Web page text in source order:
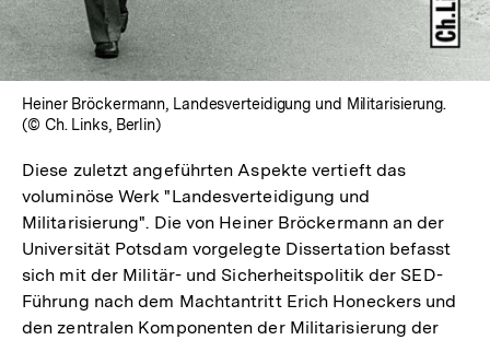
Heiner Bröckermann, Landesverteidigung und Militarisierung.
(© Ch. Links, Berlin)
Diese zuletzt angeführten Aspekte vertieft das
voluminöse Werk "Landesverteidigung und
Militarisierung". Die von Heiner Bröckermann an der
Universität Potsdam vorgelegte Dissertation befasst
sich mit der Militär- und Sicherheitspolitik der SED-
Führung nach dem Machtantritt Erich Honeckers und
den zentralen Komponenten der Militarisierung der